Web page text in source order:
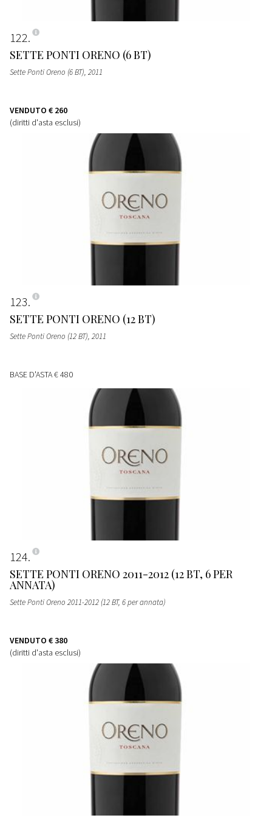
122
SETTE PONTI ORENO (6 BT)
Sette Ponti Oreno (6 BT), 2011
VENDUTO € 260
(diritti d'asta esclusi)
123
SETTE PONTI ORENO (12 BT)
Sette Ponti Oreno (12 BT), 2011
BASE D'ASTA€ 480
124
SETTE PONTI ORENO 2011-2012 (12 BT, 6 PER
ANNATA)
Sette Ponti Oreno 2011-2012 (12 BT, 6 per annata)
VENDUTO € 380
(diritti d'asta esclusi)